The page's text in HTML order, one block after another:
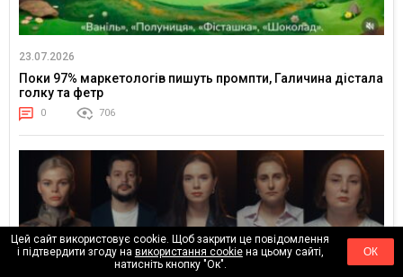
23.07.2026
Поки 97% маркетологів пишуть промпти, Галичина дістала
голку та фетр
0 706
Цей сайт використовує cookie. Щоб закрити це повідомлення
і підтвердити згоду на використання cookieна цьому сайті,
натисніть кнопку "Ок".
ОК